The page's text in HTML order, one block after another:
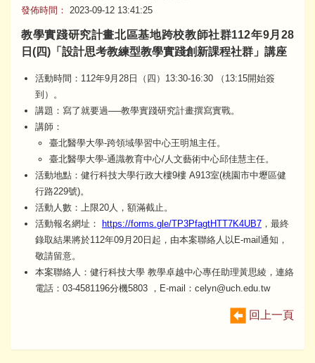
發佈時間：
2023-09-12 13:41:25
教學實踐研究計畫北區基地跨校教師社群112年9月28
日(四)「設計思考教練型教學實踐創新課程社群」講座
活動時間：112年9月28日（四）13:30-16:30 （13:15開始簽
到）。
講題：寫了就要過──教學實踐研究計畫撰寫實戰。
講師：
臺北醫學大學-跨領域學習中心王明旭主任。
臺北醫學大學-通識教育中心/人文藝術中心邱佳慧主任。
活動地點：健行科技大學行政大樓9樓 A913室(桃園市中壢區健
行路229號)。
活動人數：上限20人，額滿截止。
活動報名網址：
https://forms.gle/TP3PfagtHTT7K4UB7 ，最終
錄取結果將於112年09月20日起，由本案聯絡人以E-mail通知，
敬請留意。
本案聯絡人：健行科技大學 教學卓越中心專任助理黃思綾，連絡
電話：03-4581196分機5803 ，E-mail：celyn@uch.edu.tw
回上一頁